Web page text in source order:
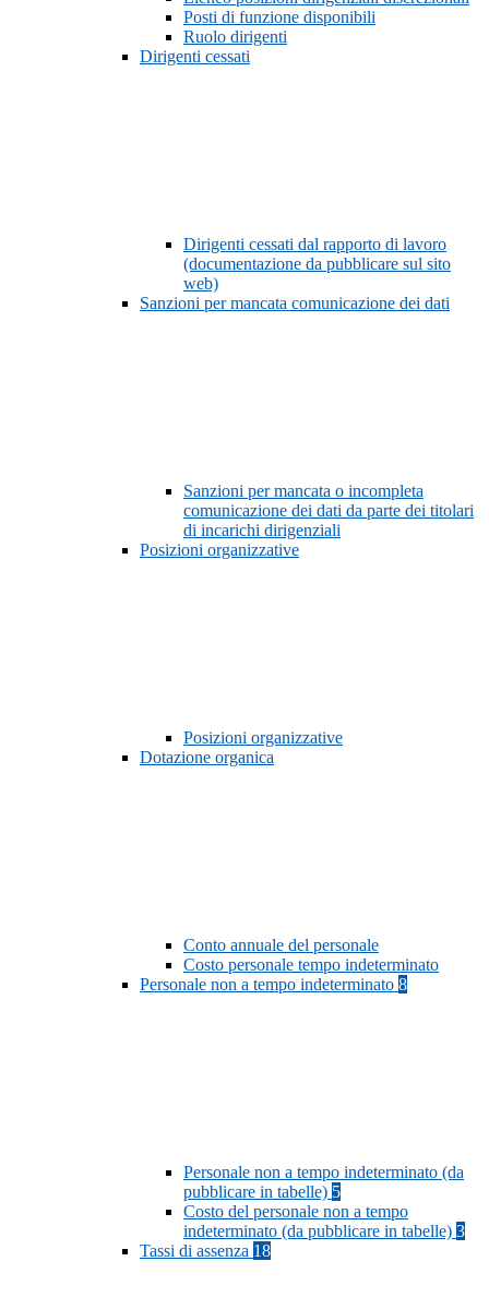
Posti di funzione disponibili
Ruolo dirigenti
Dirigenti cessati
Dirigenti cessati dal rapporto di lavoro
(documentazione da pubblicare sul sito
web)
Sanzioni per mancata comunicazione dei dati
Sanzioni per mancata o incompleta
comunicazione dei dati da parte dei titolari
di incarichi dirigenziali
Posizioni organizzative
Posizioni organizzative
Dotazione organica
Conto annuale del personale
Costo personale tempo indeterminato
Personale non a tempo indeterminato 8
Personale non a tempo indeterminato (da
pubblicare in tabelle) 5
Costo del personale non a tempo
indeterminato (da pubblicare in tabelle) 3
Tassi di assenza 18